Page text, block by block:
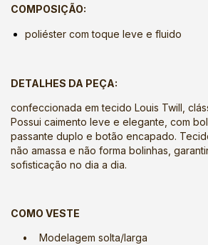
COMPOSIÇÃO:
poliéster com toque leve e fluido
DETALHES DA PEÇA:
confeccionada em tecido Louis Twill,
Possui caimento leve e elegante, com
passante duplo e botão encapado.
não amassa e não forma bolinhas,
sofisticação no dia a dia.
COMO VESTE
• Modelagem solta/larga